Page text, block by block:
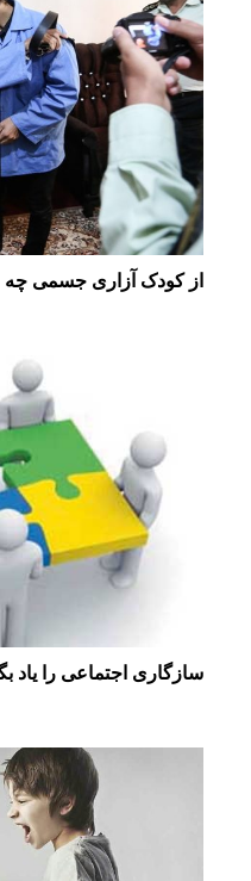
از کودک آزاری جسمی چه می
سازگاری اجتماعی را یاد بگیرید